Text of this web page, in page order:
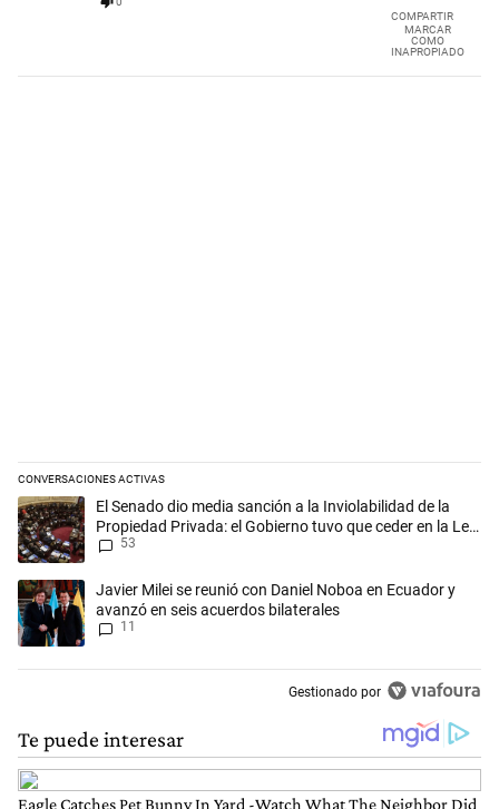
COMPARTIR
MARCAR
COMO
INAPROPIADO
CONVERSACIONES ACTIVAS
Este listado muestra los artículos con más comentarios en los
Un artículo de tendencia con el título "El Senado dio media sanción a
El Senado dio media sanción a la Inviolabilidad de la
Propiedad Privada: el Gobierno tuvo que ceder en la Ley
del Manejo del Fuego
53
Un artículo de tendencia con el título "Javier Milei se reunió con
Javier Milei se reunió con Daniel Noboa en Ecuador y
avanzó en seis acuerdos bilaterales
11
Gestionado por